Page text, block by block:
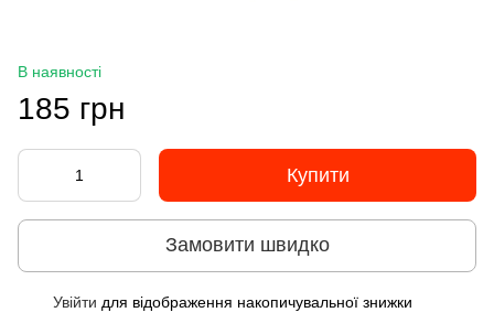
В наявності
185 грн
Купити
Замовити швидко
Увійти для відображення накопичувальної знижки